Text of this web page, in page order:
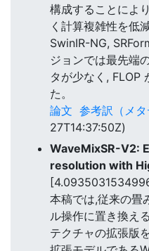
構成することによ
く計算複雑性を低
SwinIR-NG,
ジョンでは最先端
タが少なく, FLOP
た。
論文 参考訳（メタ
27T14:37:50Z)
WaveMixSR-V2:
resolution with
本稿では,従来の畳
ル操作に置き換え
テクチャの拡張版